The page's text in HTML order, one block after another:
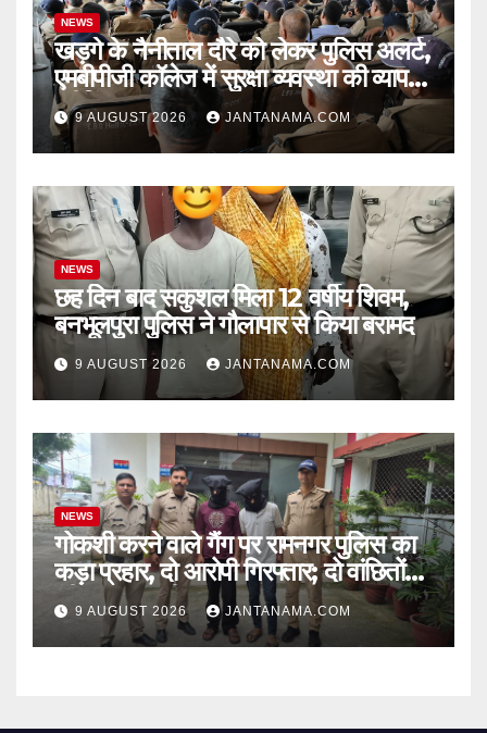
NEWS
खड़गे के नैनीताल दौरे को लेकर पुलिस अलर्ट,
एमबीपीजी कॉलेज में सुरक्षा व्यवस्था की व्यापक
ब्रीफिंग
9 AUGUST 2026 JANTANAMA.COM
NEWS
छह दिन बाद सकुशल मिला 12 वर्षीय शिवम,
बनभूलपुरा पुलिस ने गौलापार से किया बरामद
9 AUGUST 2026 JANTANAMA.COM
NEWS
गोकशी करने वाले गैंग पर रामनगर पुलिस का
कड़ा प्रहार, दो आरोपी गिरफ्तार; दो वांछितों
की तलाश जारी
9 AUGUST 2026 JANTANAMA.COM